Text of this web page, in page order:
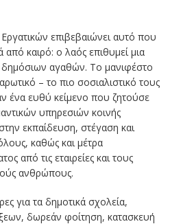
επιβεβαιώνει αυτό που
από καιρό: ο λαός επιθυμεί μια
δημόσιων αγαθών. Το μανιφέστο
– το πιο σοσιαλιστικό τους
ένα ευθύ κείμενο που ζητούσε
υπηρεσιών κοινής
εκπαίδευση, στέγαση και
καθώς και μέτρα
από τις εταιρείες και τους
ανθρώπους.
για τα δημοτικά σχολεία,
δωρεάν φοίτηση, κατασκευή